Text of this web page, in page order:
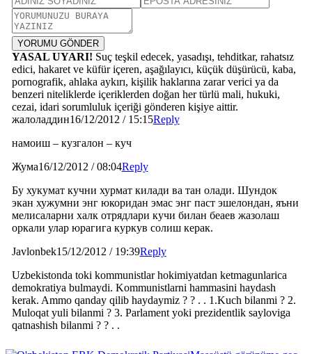
YORUMU GÖNDER
YASAL UYARI! Suç teşkil edecek, yasadışı, tehditkar, rahatsız
edici, hakaret ve küfür içeren, aşağılayıcı, küçük düşürücü, kaba,
pornografik, ahlaka aykırı, kişilik haklarına zarar verici ya da
benzeri niteliklerde içeriklerden doğan her türlü mali, hukuki,
cezai, idari sorumluluk içeriği gönderen kişiye aittir.
жалоладдин16/12/2012 / 15:15Reply
намоиш – кузгалон – куч
Жума16/12/2012 / 08:04Reply
Бу хукумат кучни хурмат килади ва тан олади. Шундок
экан хужумни энг юкоридан эмас энг паст эшелондан, яъни
мелисаларни халк отрядлари кучи билан беаев жазолаш
оркали улар юрагига куркув солиш керак.
Javlonbek15/12/2012 / 19:39Reply
Uzbekistonda toki kommunistlar hokimiyatdan ketmagunlarica
demokratiya bulmaydi. Kommunistlarni hammasini haydash
kerak. Ammo qanday qilib haydaymiz ? ? . . 1.Kuch bilanmi ? 2.
Muloqat yuli bilanmi ? 3. Parlament yoki prezidentlik sayloviga
qatnashish bilanmi ? ? . .